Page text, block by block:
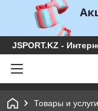
JSPORT.KZ -
Товары и услуги